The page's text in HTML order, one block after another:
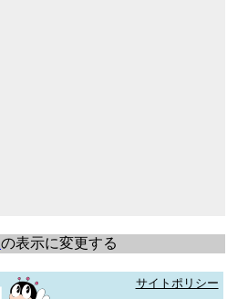
の表示に変更する
サイトポリシー